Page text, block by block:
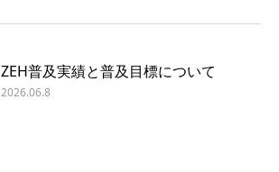
ZEH普及実績と普及目標について
2026.06.8